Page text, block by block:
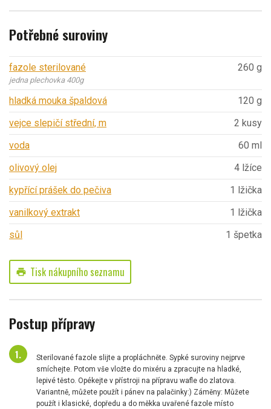
Potřebné suroviny
fazole sterilované
jedna plechovka 400g
260 g
hladká mouka špaldová
120 g
vejce slepičí střední, m
2 kusy
voda
60 ml
olivový olej
4 lžíce
kypřící prášek do pečiva
1 lžička
vanilkový extrakt
1 lžička
sůl
1 špetka
print Tisk nákupního seznamu
Postup přípravy
Sterilované fazole slijte a propláchněte. Sypké suroviny nejprve
smíchejte. Potom vše vložte do mixéru a zpracujte na hladké,
lepivé těsto. Opékejte v přístroji na přípravu wafle do zlatova.
Variantně, můžete použít i pánev na palačinky:) Záměny: Můžete
použít i klasické, dopředu a do měkka uvařené fazole místo